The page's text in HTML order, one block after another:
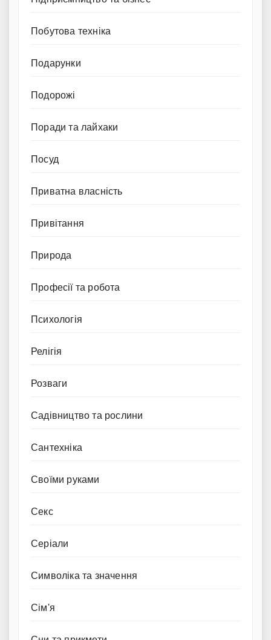
Побутова техніка
Подарунки
Подорожі
Поради та лайхаки
Посуд
Приватна власність
Привітання
Природа
Професії та робота
Психологія
Релігія
Розваги
Садівництво та рослини
Сантехніка
Своїми руками
Секс
Серіали
Символіка та значення
Сім'я